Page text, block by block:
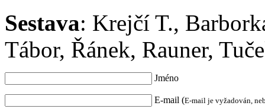
Sestava: Krejčí T.,
Tábor, Řánek, Rauner,
Jméno
E-mail (E-mail je vyžadován,